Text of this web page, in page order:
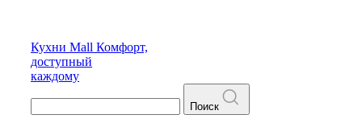
Кухни Mall Комфорт,
доступный
каждому
Поиск